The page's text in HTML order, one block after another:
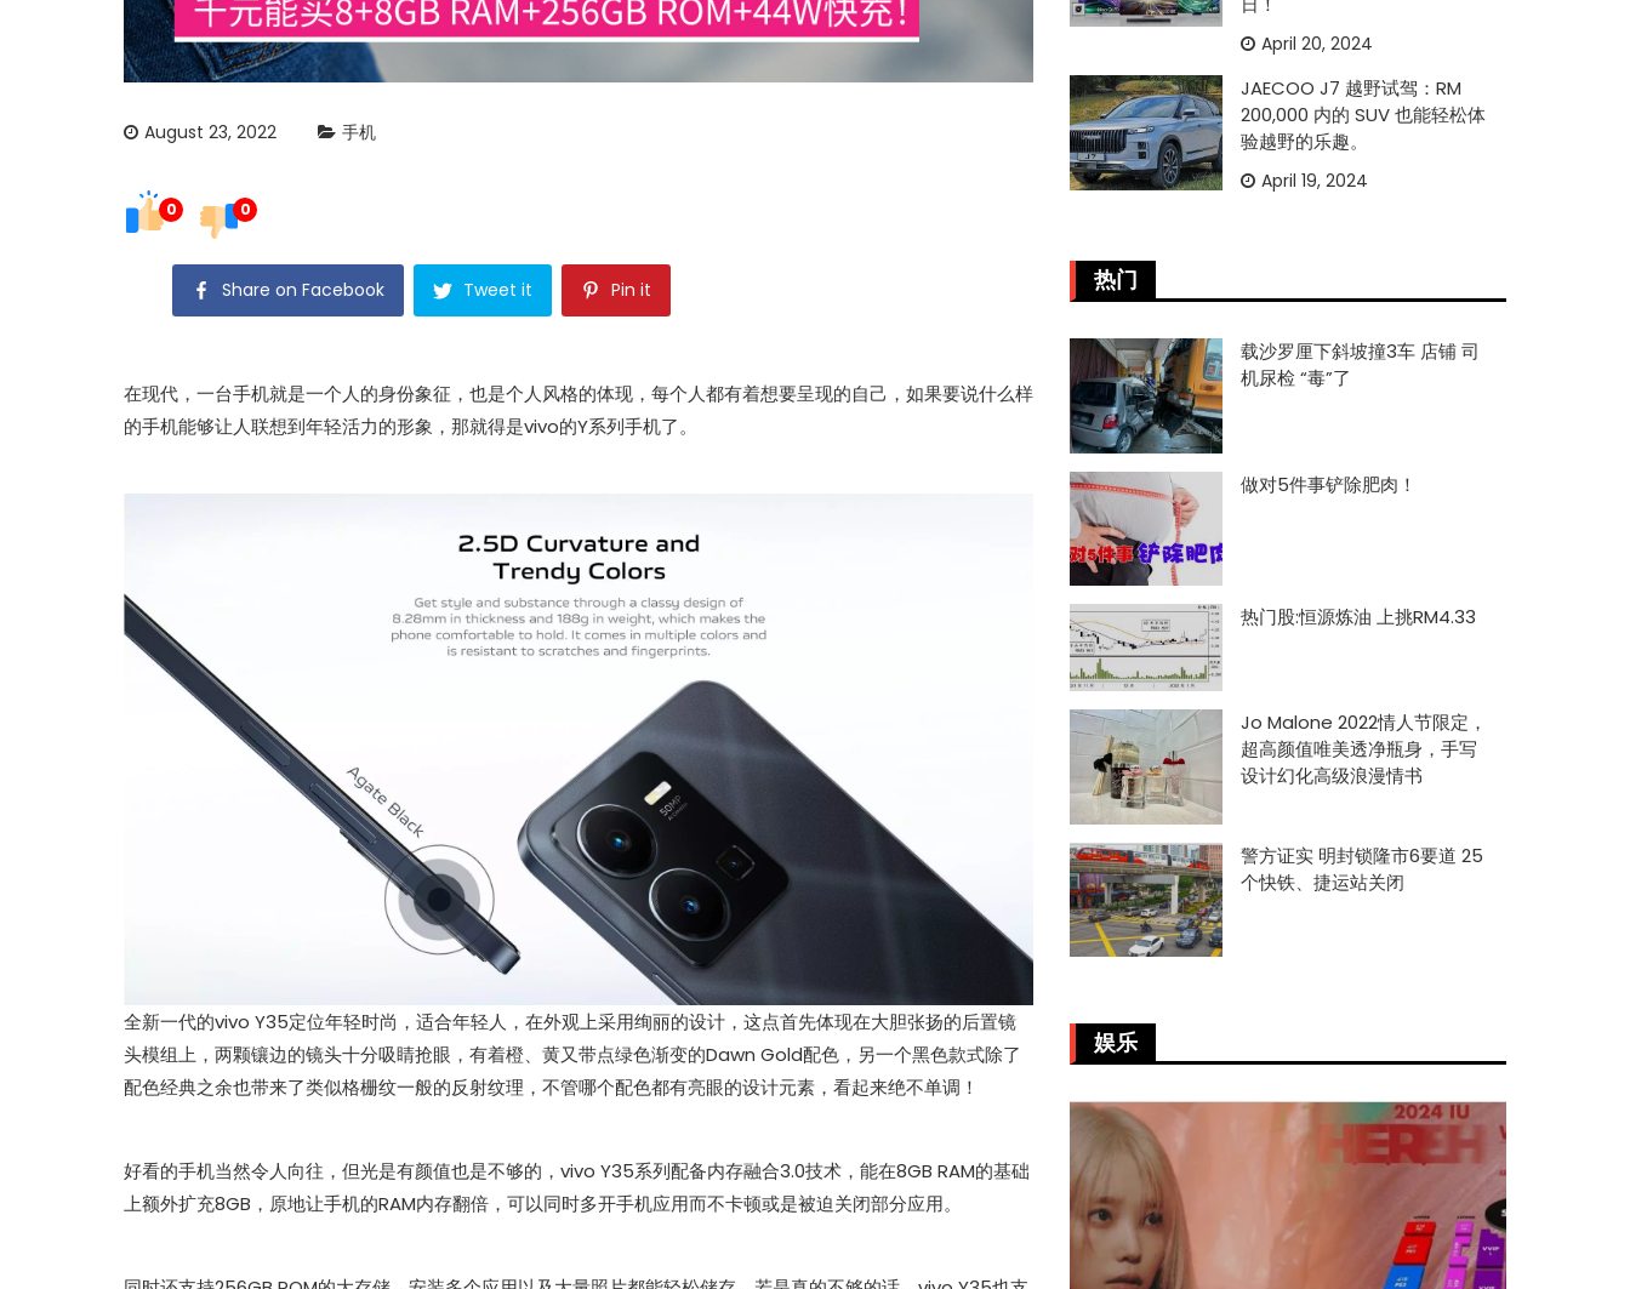
August 23, 2022 手机
0 0
Share on Facebook Tweet it Pin it
在现代，一台手机就是一个人的身份象征，也是个人风格的体现，每个人都有着想要呈现的自己，如果要说什么样
的手机能够让人联想到年轻活力的形象，那就得是vivo的Y系列手机了。
全新一代的vivo Y35定位年轻时尚，适合年轻人，在外观上采用绚丽的设计，这点首先体现在大胆张扬的后置镜
头模组上，两颗镶边的镜头十分吸睛抢眼，有着橙、黄又带点绿色渐变的Dawn Gold配色，另一个黑色款式除了
配色经典之余也带来了类似格栅纹一般的反射纹理，不管哪个配色都有亮眼的设计元素，看起来绝不单调！
好看的手机当然令人向往，但光是有颜值也是不够的，vivo Y35系列配备内存融合3.0技术，能在8GB RAM的基础
上额外扩充8GB，原地让手机的RAM内存翻倍，可以同时多开手机应用而不卡顿或是被迫关闭部分应用。
April 20, 2024
JAECOO J7 越野试驾：RM
200,000 内的 SUV 也能轻松体
验越野的乐趣。
April 19, 2024
热门
载沙罗厘下斜坡撞3车 店铺 司
机尿检 “毒”了
做对5件事铲除肥肉！
热门股:恒源炼油 上挑RM4.33
Jo Malone 2022情人节限定，
超高颜值唯美透净瓶身，手写
设计幻化高级浪漫情书
警方证实 明封锁隆市6要道 25
个快铁、捷运站关闭
娱乐